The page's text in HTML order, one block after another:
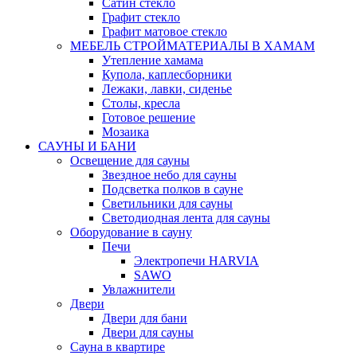
Сатин стекло
Графит стекло
Графит матовое стекло
МЕБЕЛЬ СТРОЙМАТЕРИАЛЫ В ХАМАМ
Утепление хамама
Купола, каплесборники
Лежаки, лавки, сиденье
Столы, кресла
Готовое решение
Мозаика
САУНЫ И БАНИ
Освещение для сауны
Звездное небо для сауны
Подсветка полков в сауне
Светильники для сауны
Светодиодная лента для сауны
Оборудование в сауну
Печи
Электропечи HARVIA
SAWO
Увлажнители
Двери
Двери для бани
Двери для сауны
Сауна в квартире